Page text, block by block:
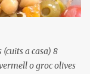
Deixeu
fesols, es pot
-agua -sal
a casa) 8
o groc olives